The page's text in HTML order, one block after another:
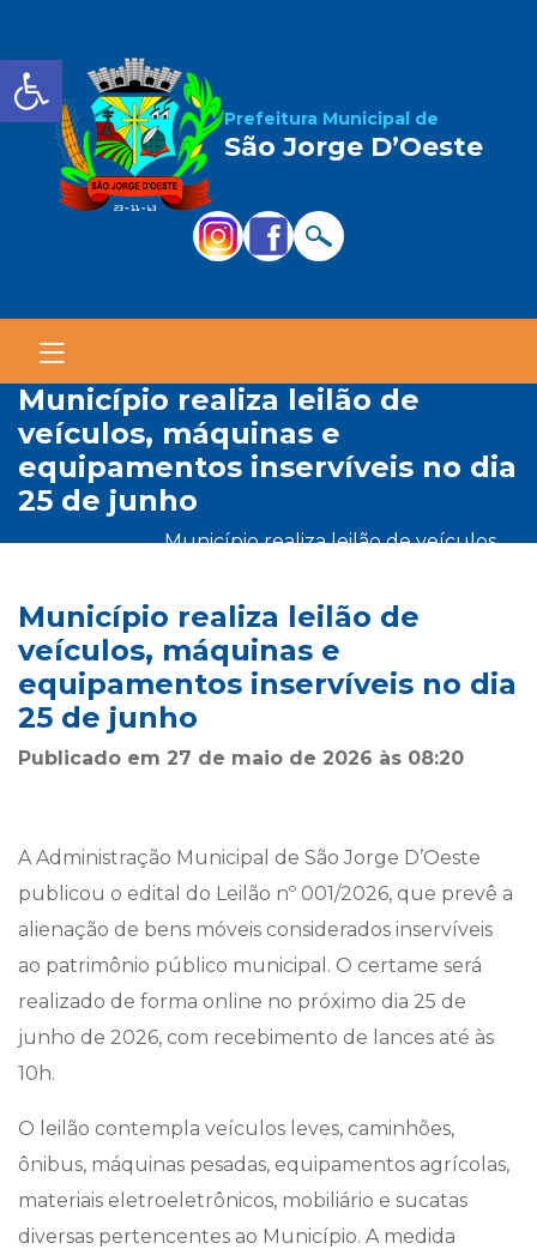
Barra de Ferramentas
Prefeitura Municipal de
São Jorge D’Oeste
município realiza leilão de
veículos, máquinas e
equipamentos inservíveis no dia
25 de junho
município realiza leilão de veículos,
inservíveis no dia 25 de junho
Município realiza leilão de
veículos, máquinas e
equipamentos inservíveis no dia
25 de junho
Publicado em 27 de maio de 2026 às 08:20
A Administração Municipal de São Jorge D’Oeste
publicou o edital do Leilão nº 001/2026, que prevê a
alienação de bens móveis considerados inservíveis
ao patrimônio público municipal. O certame será
realizado de forma online no próximo dia 25 de
junho de 2026, com recebimento de lances até às
10h.
O leilão contempla veículos leves, caminhões,
ônibus, máquinas pesadas, equipamentos agrícolas,
materiais eletroeletrônicos, mobiliário e sucatas
diversas pertencentes ao Município. A medida